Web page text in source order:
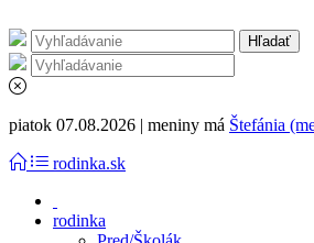
piatok 07.08.2026 | meniny má Štefánia
rodinka.sk
rodinka